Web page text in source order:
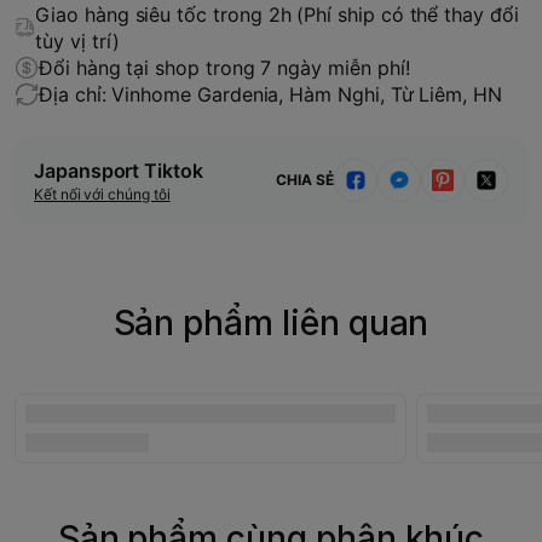
Giao hàng siêu tốc trong 2h (Phí ship có thể thay đổi
tùy vị trí)
Đổi hàng tại shop trong 7 ngày miễn phí!
Địa chỉ: Vinhome Gardenia, Hàm Nghi, Từ Liêm, HN
Japansport Tiktok
Kết nối với chúng tôi
CHIA SẺ
Sản phẩm liên quan